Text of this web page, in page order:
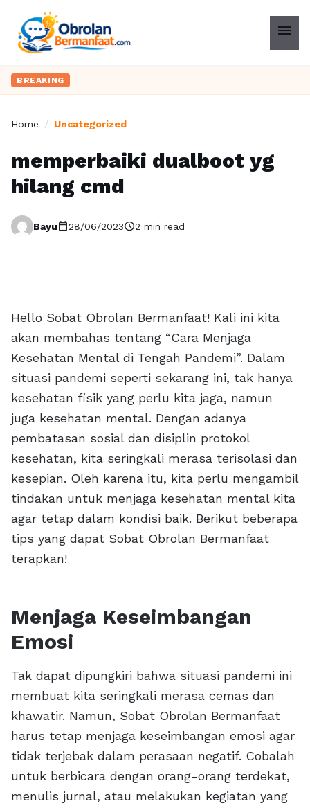
menu
BREAKING
Home / Uncategorized
memperbaiki dualboot yg
hilang cmd
Bayucalendar_today28/06/2023schedule2 min read
Hello Sobat Obrolan Bermanfaat! Kali ini kita
akan membahas tentang “Cara Menjaga
Kesehatan Mental di Tengah Pandemi”. Dalam
situasi pandemi seperti sekarang ini, tak hanya
kesehatan fisik yang perlu kita jaga, namun
juga kesehatan mental. Dengan adanya
pembatasan sosial dan disiplin protokol
kesehatan, kita seringkali merasa terisolasi dan
kesepian. Oleh karena itu, kita perlu mengambil
tindakan untuk menjaga kesehatan mental kita
agar tetap dalam kondisi baik. Berikut beberapa
tips yang dapat Sobat Obrolan Bermanfaat
terapkan!
Menjaga Keseimbangan
Emosi
Tak dapat dipungkiri bahwa situasi pandemi ini
membuat kita seringkali merasa cemas dan
khawatir. Namun, Sobat Obrolan Bermanfaat
harus tetap menjaga keseimbangan emosi agar
tidak terjebak dalam perasaan negatif. Cobalah
untuk berbicara dengan orang-orang terdekat,
menulis jurnal, atau melakukan kegiatan yang